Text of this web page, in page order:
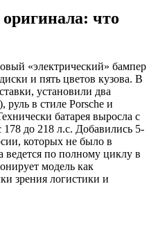
что
«электрический» бампер
и пять цветов кузова. В
установили два
руль в стиле Porsche и
батарея выросла с
до 218 л.с. Добавились 5-
которых не было в
по полному циклу в
модель как
зрения логистики и